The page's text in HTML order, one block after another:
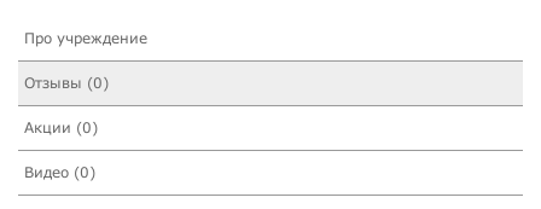
Про учреждение
Отзывы (0)
Акции (0)
Видео (0)